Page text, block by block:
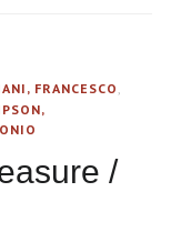
FRANCESCO
/